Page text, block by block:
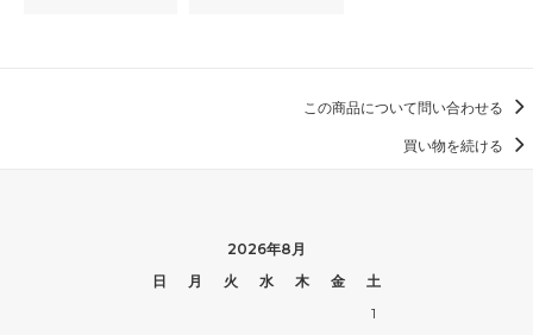
この商品について問い合わせる
買い物を続ける
2026年8月
日
月 火 水 木 金
土
1